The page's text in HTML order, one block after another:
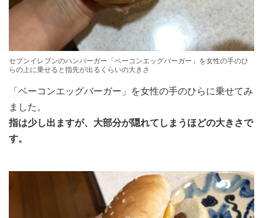
セブンイレブンのハンバーガー「ベーコンエッグバーガー」を女性の手のひ
らの上に乗せると指先が出るくらいの大きさ
「ベーコンエッグバーガー」を女性の手のひらに乗せてみ
ました。
指は少し出ますが、大部分が隠れてしまうほどの大きさで
す。